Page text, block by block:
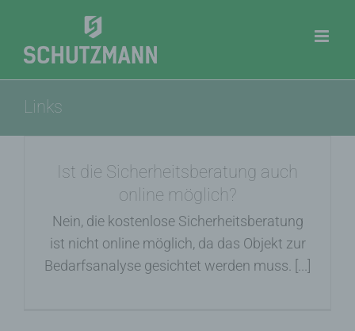
springen
Links
Ist die Sicherheitsberatung auch
online möglich?
Nein, die kostenlose Sicherheitsberatung
ist nicht online möglich, da das Objekt zur
Bedarfsanalyse gesichtet werden muss. [...]